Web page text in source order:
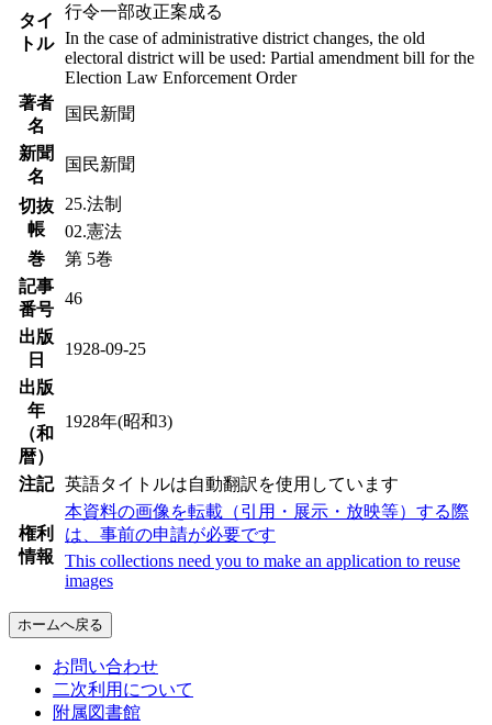
タイ
トル
行令一部改正案成る
In the case of administrative district changes, the old
electoral district will be used: Partial amendment bill for the
Election Law Enforcement Order
著者
名
国民新聞
新聞
名
国民新聞
切抜
帳
25.法制
02.憲法
巻
第 5巻
記事
番号
46
出版
日
1928-09-25
出版
年
（和
暦）
1928年(昭和3)
注記 英語タイトルは自動翻訳を使用しています
権利
情報
本資料の画像を転載（引用・展示・放映等）する際
は、事前の申請が必要です
This collections need you to make an application to reuse
images
ホームへ戻る
お問い合わせ
二次利用について
附属図書館